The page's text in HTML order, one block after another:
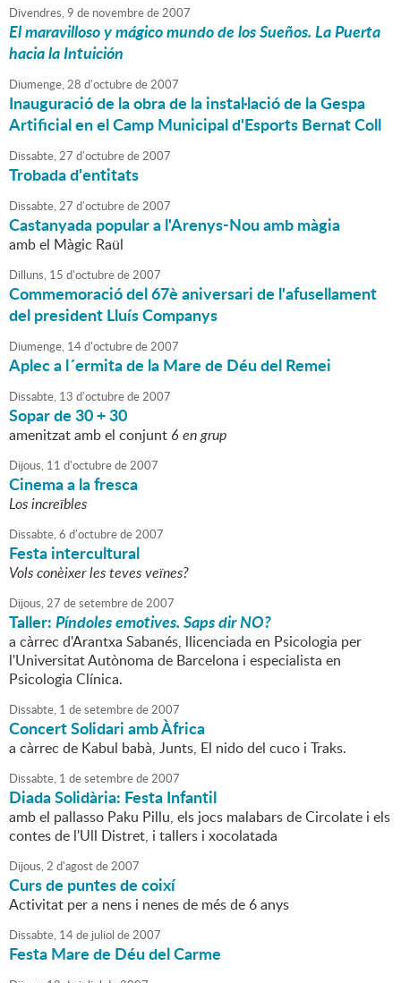
Divendres,9 de novembrede2007
El maravilloso y mágico mundo de los Sueños. La Puerta
hacia la Intuición
Diumenge,28 d'octubrede2007
Inauguració de la obra de la instal·lació de la Gespa
Artificial en el Camp Municipal d'Esports Bernat Coll
Dissabte,27 d'octubrede2007
Trobada d'entitats
Dissabte,27 d'octubrede2007
Castanyada popular a l'Arenys-Nou amb màgia
amb el Màgic Raül
Dilluns, 15 d'octubrede2007
Commemoració del 67è aniversari de l'afusellament
del president Lluís Companys
Diumenge, 14d'octubrede2007
Aplec a l´ermita de la Mare de Déu del Remei
Dissabte, 13 d'octubrede2007
Sopar de 30 + 30
amenitzat amb el conjunt 6 en grup
Dijous, 11 d'octubrede2007
Cinema a la fresca
Los increïbles
Dissabte,6 d'octubrede2007
Festa intercultural
Vols conèixer les teves veïnes?
Dijous,27 desetembrede2007
Taller:Píndoles emotives. Saps dir NO?
a càrrec d'Arantxa Sabanés, llicenciada en Psicologia per
l'Universitat Autònoma de Barcelona i especialista en
Psicologia Clínica.
Dissabte, 1 desetembrede2007
Concert Solidari amb Àfrica
a càrrec de Kabul babà, Junts, El nido del cuco i Traks.
Dissabte, 1 desetembrede2007
Diada Solidària: Festa Infantil
amb el pallasso Paku Pillu, els jocs malabars de Circolate i els
contes de l'Ull Distret, i tallers i xocolatada
Dijous,2 d'agostde2007
Curs de puntes de coixí
Activitat per a nens i nenes de més de 6 anys
Dissabte, 14de juliol de2007
Festa Mare de Déu del Carme